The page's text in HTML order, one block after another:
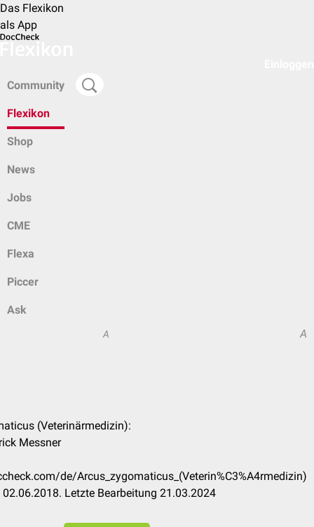
Das Flexikon
als App
Community
Flexikon
Shop
News
Jobs
CME
Flexa
Piccer
Ask
A A
(Veterinärmedizin):
Messner
de/Arcus_zygomaticus_(Veterin%C3%A4rmedizin)
Letzte Bearbeitung 21.03.2024